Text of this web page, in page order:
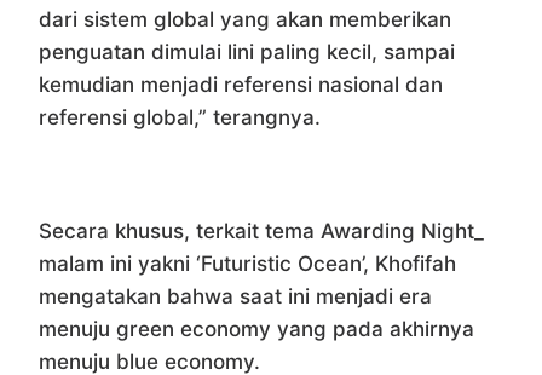
dari sistem global yang akan memberikan
penguatan dimulai lini paling kecil, sampai
kemudian menjadi referensi nasional dan
referensi global,” terangnya.
Secara khusus, terkait tema Awarding Night_
malam ini yakni ‘Futuristic Ocean’, Khofifah
mengatakan bahwa saat ini menjadi era
menuju green economy yang pada akhirnya
menuju blue economy.